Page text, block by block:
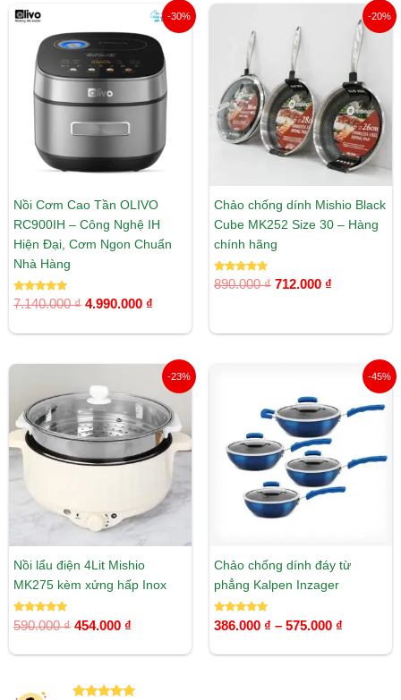
-30%
Nồi Cơm Cao Tần OLIVO
RC900IH – Công Nghệ IH
Hiện Đại, Cơm Ngon Chuẩn
Nhà Hàng
Được xếp
hạng
7.140.000₫
là:
7.140.000 ₫.
4.990.000 ₫
Giá
hiện
tại
là:
4.990.000 ₫.
-20%
Chảo chống dính Mishio Black
Cube MK252 Size 30 – Hàng
chính hãng
Được xếp
hạng
890.000₫
gốc
890.000 ₫.
712.000 ₫
hiện
712.000 ₫.
-23%
Nồi lẩu điện 4Lit Mishio
MK275 kèm xửng hấp Inox
Được xếp
hạng
590.000₫
gốc
là:
590.000 ₫.
454.000 ₫
tại
là:
454.000 ₫.
-45%
Chảo chống dính đáy từ
phẳng Kalpen Inzager
Được xếp
hạng
386.000 ₫ – 575.000 ₫
Khoảng
giá:
386.000 ₫